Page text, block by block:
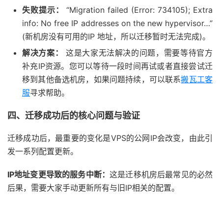
失败提示：
“Migration failed (Error: 734105); Extra
info: No free IP addresses on the new hypervisor…”
(新机房没有可用的IP 地址，所以迁移暂时无法完成)。
解决方案：
这是大家无法解决的问题，需要等待官方
补充IP资源。您可以等待一段时间再试或者直接尝试迁
移到其他备选机房，如果问题持续，可以联系搬瓦工客
服寻求帮助。
四、迁移成功后的核心问题与验证
迁移成功后，最重要的变化是VPS的公网IP会改变，由此引
发一系列配置更新。
IP地址变更导致的服务中断：这是迁移机房后最常见的必然
后果，需要大家手动更新所有与旧IP相关的配置。